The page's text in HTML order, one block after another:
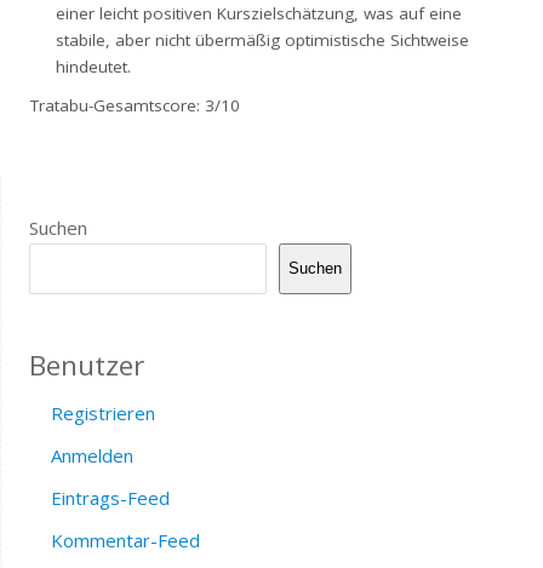
einer leicht positiven Kurszielschätzung, was auf eine
stabile, aber nicht übermäßig optimistische Sichtweise
hindeutet.
Tratabu-Gesamtscore: 3/10
Suchen
Suchen
Benutzer
Registrieren
Anmelden
Eintrags-Feed
Kommentar-Feed